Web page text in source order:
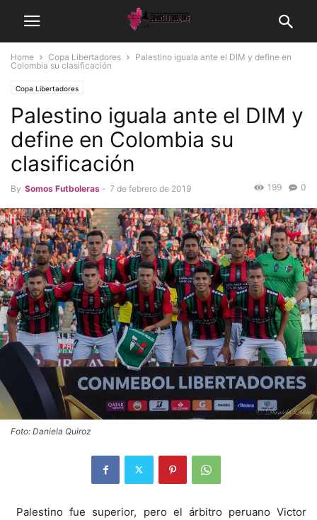
Home Copa Libertadores
Palestino iguala ante el DIM y define en
Colombia su clasificación
Copa Libertadores
Palestino iguala ante el DIM y
define en Colombia su
clasificación
By Somos Futboleras - 7 de febrero de 2019 0
199
Foto: Daniela Quiroz
Palestino fue superior, pero el árbitro peruano Victor